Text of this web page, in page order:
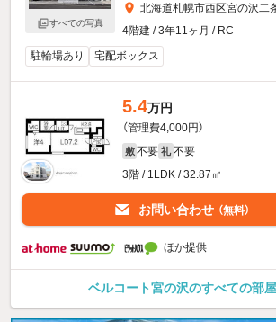
すべての写真
北海道札幌市西区宮の沢二
4階建 / 3年11ヶ月 / RC
駐輪場あり
宅配ボックス
5.4万円
（管理費4,000円）
敷 不要 礼 不要
3階 / 1LDK / 32.87㎡
お問い合わせ （無料）
ほか提供
ベルコート宮の沢のすべての部